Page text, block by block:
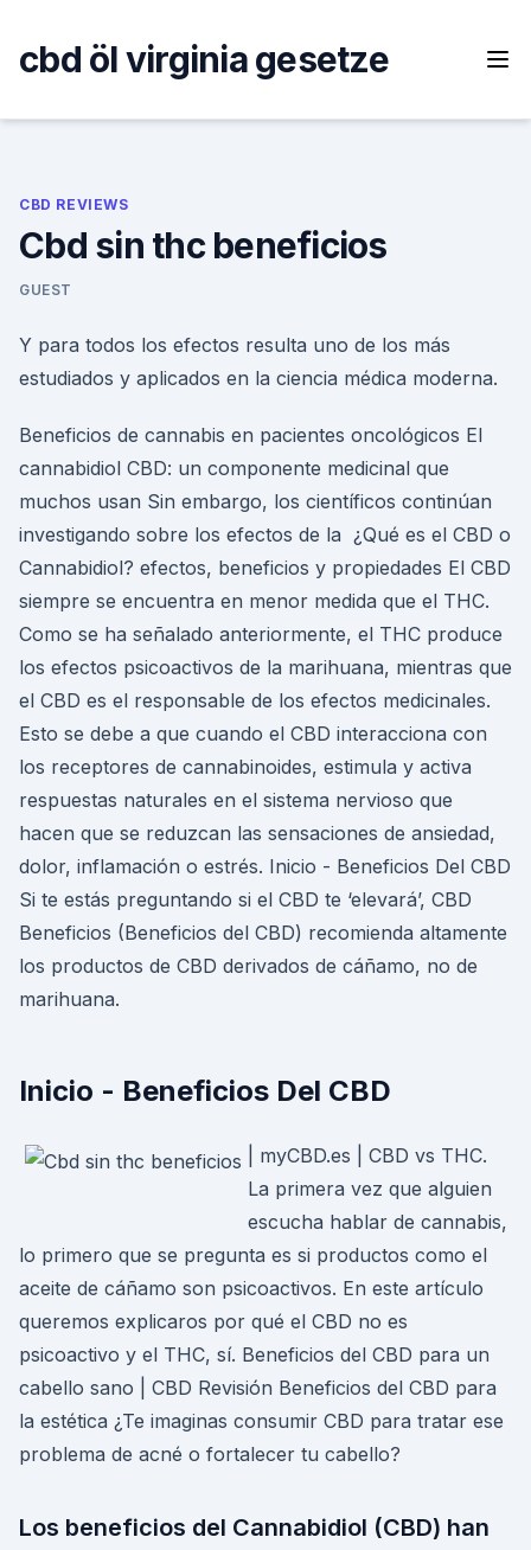
content
cbd öl virginia gesetze
CBD REVIEWS
Cbd sin thc beneficios
GUEST
Y para todos los efectos resulta uno de los más
estudiados y aplicados en la ciencia médica moderna.
Beneficios de cannabis en pacientes oncológicos El
cannabidiol CBD: un componente medicinal que
muchos usan Sin embargo, los científicos continúan
investigando sobre los efectos de la ¿Qué es el CBD o
Cannabidiol? efectos, beneficios y propiedades El CBD
siempre se encuentra en menor medida que el THC.
Como se ha señalado anteriormente, el THC produce
los efectos psicoactivos de la marihuana, mientras que
el CBD es el responsable de los efectos medicinales.
Esto se debe a que cuando el CBD interacciona con
los receptores de cannabinoides, estimula y activa
respuestas naturales en el sistema nervioso que
hacen que se reduzcan las sensaciones de ansiedad,
dolor, inflamación o estrés. Inicio - Beneficios Del CBD
Si te estás preguntando si el CBD te ‘elevará’, CBD
Beneficios (Beneficios del CBD) recomienda altamente
los productos de CBD derivados de cáñamo, no de
marihuana.
Inicio - Beneficios Del CBD
| myCBD.es | CBD vs THC.
La primera vez que alguien
escucha hablar de cannabis,
lo primero que se pregunta es si productos como el
aceite de cáñamo son psicoactivos. En este artículo
queremos explicaros por qué el CBD no es
psicoactivo y el THC, sí. Beneficios del CBD para un
cabello sano | CBD Revisión Beneficios del CBD para
la estética ¿Te imaginas consumir CBD para tratar ese
problema de acné o fortalecer tu cabello?
Los beneficios del Cannabidiol (CBD) han